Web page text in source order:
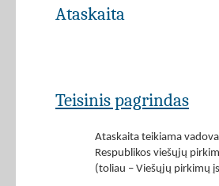
Ataskaita
Teisinis pagrindas
Ataskaita teikiama
Respublikos viešųjų
(toliau – Viešųjų pirkimų